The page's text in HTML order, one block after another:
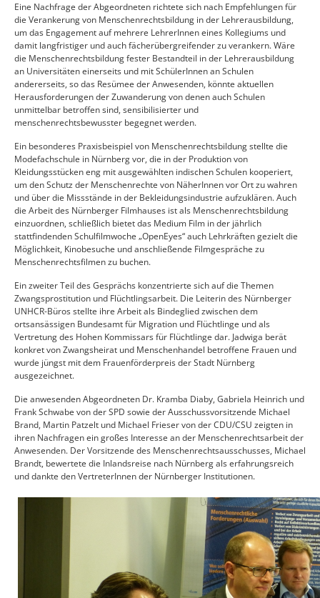
Eine Nachfrage der Abgeordneten richtete sich nach Empfehlungen für
die Verankerung von Menschenrechtsbildung in der Lehrerausbildung,
um das Engagement auf mehrere LehrerInnen eines Kollegiums und
damit langfristiger und auch fächerübergreifender zu verankern. Wäre
die Menschenrechtsbildung fester Bestandteil in der Lehrerausbildung
an Universitäten einerseits und mit SchülerInnen an Schulen
andererseits, so das Resümee der Anwesenden, könnte aktuellen
Herausforderungen der Zuwanderung von denen auch Schulen
unmittelbar betroffen sind, sensibilisierter und
menschenrechtsbewusster begegnet werden.
Ein besonderes Praxisbeispiel von Menschenrechtsbildung stellte die
Modefachschule in Nürnberg vor, die in der Produktion von
Kleidungsstücken eng mit ausgewählten indischen Schulen kooperiert,
um den Schutz der Menschenrechte von NäherInnen vor Ort zu wahren
und über die Missstände in der Bekleidungsindustrie aufzuklären. Auch
die Arbeit des Nürnberger Filmhauses ist als Menschenrechtsbildung
einzuordnen, schließlich bietet das Medium Film in der jährlich
stattfindenden Schulfilmwoche „OpenEyes“ auch Lehrkräften gezielt die
Möglichkeit, Kinobesuche und anschließende Filmgespräche zu
Menschenrechtsfilmen zu buchen.
Ein zweiter Teil des Gesprächs konzentrierte sich auf die Themen
Zwangsprostitution und Flüchtlingsarbeit. Die Leiterin des Nürnberger
UNHCR-Büros stellte ihre Arbeit als Bindeglied zwischen dem
ortsansässigen Bundesamt für Migration und Flüchtlinge und als
Vertretung des Hohen Kommissars für Flüchtlinge dar. Jadwiga berät
konkret von Zwangsheirat und Menschenhandel betroffene Frauen und
wurde jüngst mit dem Frauenförderpreis der Stadt Nürnberg
ausgezeichnet.
Die anwesenden Abgeordneten Dr. Kramba Diaby, Gabriela Heinrich und
Frank Schwabe von der SPD sowie der Ausschussvorsitzende Michael
Brand, Martin Patzelt und Michael Frieser von der CDU/CSU zeigten in
ihren Nachfragen ein großes Interesse an der Menschenrechtsarbeit der
Anwesenden. Der Vorsitzende des Menschenrechtsausschusses, Michael
Brandt, bewertete die Inlandsreise nach Nürnberg als erfahrungsreich
und dankte den VertreterInnen der Nürnberger Institutionen.